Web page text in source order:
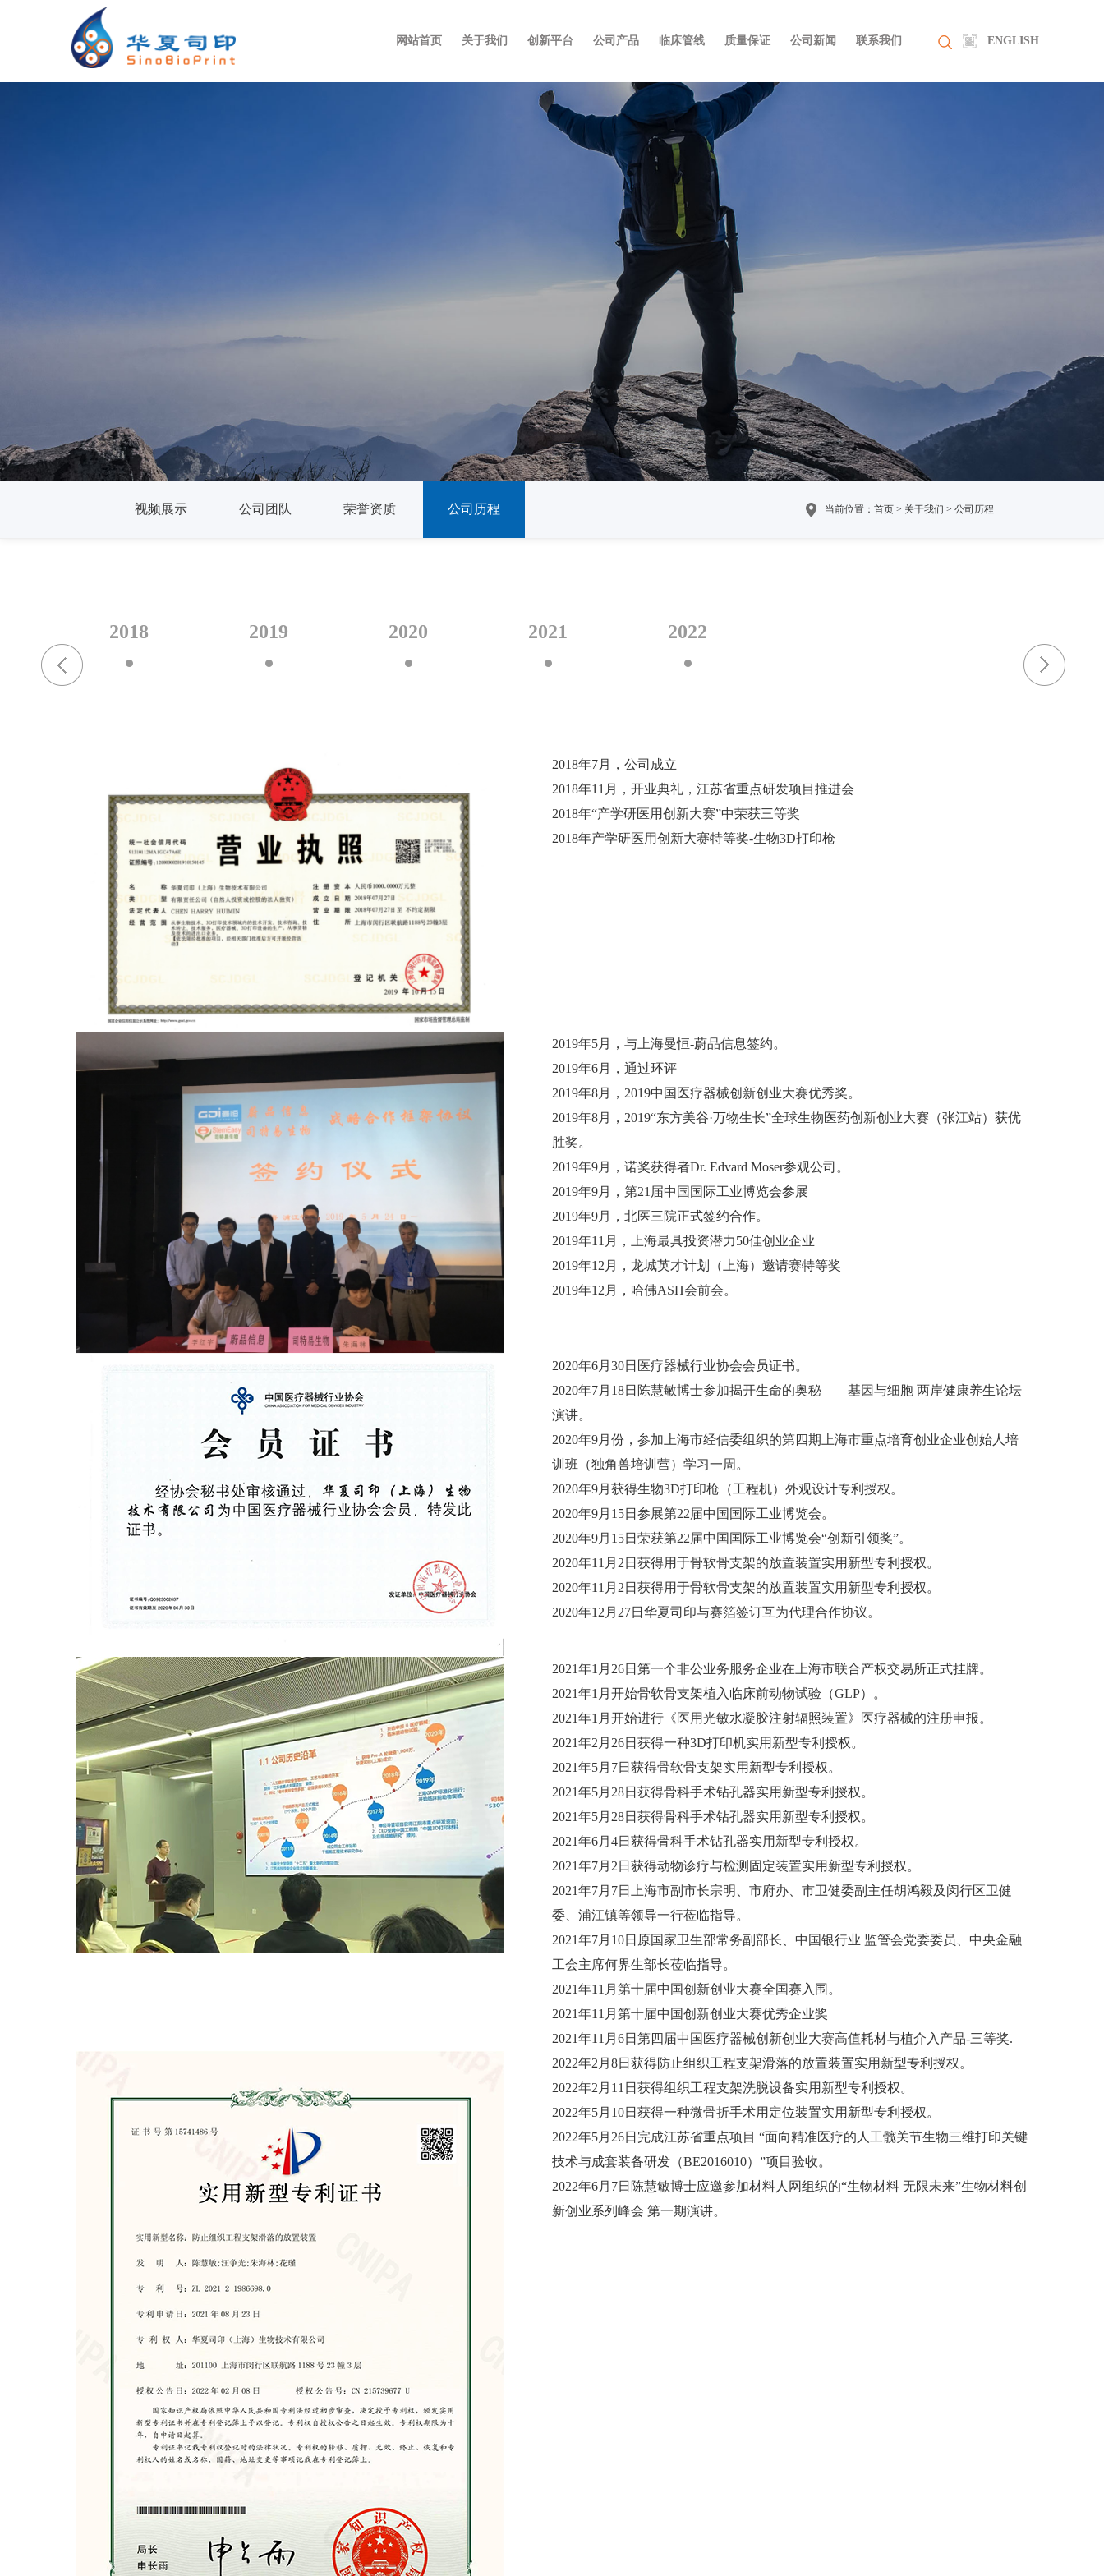
网站首页 关于我们 创新平台 公司产品 临床管线 质量保证 公司新闻 联系我们 ENGLISH
视频展示 公司团队 荣誉资质 公司历程 当前位置：首页 > 关于我们 > 公司历程
2018 2019 2020 2021 2022
2018年7月，公司成立
2018年11月，开业典礼，江苏省重点研发项目推进会
2018年“产学研医用创新大赛”中荣获三等奖
2018年产学研医用创新大赛特等奖-生物3D打印枪
2019年5月，与上海曼恒-蔚品信息签约。
2019年6月，通过环评
2019年8月，2019中国医疗器械创新创业大赛优秀奖。
2019年8月，2019“东方美谷·万物生长”全球生物医药创新创业大赛（张江站）获优
胜奖。
2019年9月，诺奖获得者Dr. Edvard Moser参观公司。
2019年9月，第21届中国国际工业博览会参展
2019年9月，北医三院正式签约合作。
2019年11月，上海最具投资潜力50佳创业企业
2019年12月，龙城英才计划（上海）邀请赛特等奖
2019年12月，哈佛ASH会前会。
2020年6月30日医疗器械行业协会会员证书。
2020年7月18日陈慧敏博士参加揭开生命的奥秘——基因与细胞 两岸健康养生论坛
演讲。
2020年9月份，参加上海市经信委组织的第四期上海市重点培育创业企业创始人培
训班（独角兽培训营）学习一周。
2020年9月获得生物3D打印枪（工程机）外观设计专利授权。
2020年9月15日参展第22届中国国际工业博览会。
2020年9月15日荣获第22届中国国际工业博览会“创新引领奖”。
2020年11月2日获得用于骨软骨支架的放置装置实用新型专利授权。
2020年11月2日获得用于骨软骨支架的放置装置实用新型专利授权。
2020年12月27日华夏司印与赛箔签订互为代理合作协议。
2021年1月26日第一个非公业务服务企业在上海市联合产权交易所正式挂牌。
2021年1月开始骨软骨支架植入临床前动物试验（GLP）。
2021年1月开始进行《医用光敏水凝胶注射辐照装置》医疗器械的注册申报。
2021年2月26日获得一种3D打印机实用新型专利授权。
2021年5月7日获得骨软骨支架实用新型专利授权。
2021年5月28日获得骨科手术钻孔器实用新型专利授权。
2021年5月28日获得骨科手术钻孔器实用新型专利授权。
2021年6月4日获得骨科手术钻孔器实用新型专利授权。
2021年7月2日获得动物诊疗与检测固定装置实用新型专利授权。
2021年7月7日上海市副市长宗明、市府办、市卫健委副主任胡鸿毅及闵行区卫健
委、浦江镇等领导一行莅临指导。
2021年7月10日原国家卫生部常务副部长、中国银行业 监管会党委委员、中央金融
工会主席何界生部长莅临指导。
2021年11月第十届中国创新创业大赛全国赛入围。
2021年11月第十届中国创新创业大赛优秀企业奖
2021年11月6日第四届中国医疗器械创新创业大赛高值耗材与植介入产品-三等奖.
2022年2月8日获得防止组织工程支架滑落的放置装置实用新型专利授权。
2022年2月11日获得组织工程支架洗脱设备实用新型专利授权。
2022年5月10日获得一种微骨折手术用定位装置实用新型专利授权。
2022年5月26日完成江苏省重点项目 “面向精准医疗的人工髋关节生物三维打印关键
技术与成套装备研发（BE2016010）”项目验收。
2022年6月7日陈慧敏博士应邀参加材料人网组织的“生物材料 无限未来”生物材料创
新创业系列峰会 第一期演讲。